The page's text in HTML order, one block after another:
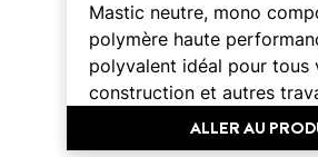
Mastic neutre, mono
polymère haute
polyvalent idéal pour tous
construction et autres
ALLER AU